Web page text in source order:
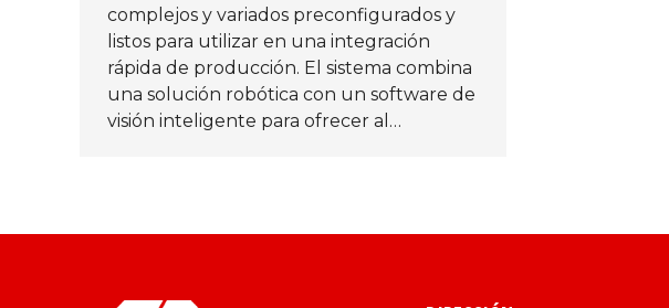
complejos y variados preconfigurados y
listos para utilizar en una integración
rápida de producción. El sistema combina
una solución robótica con un software de
visión inteligente para ofrecer al…